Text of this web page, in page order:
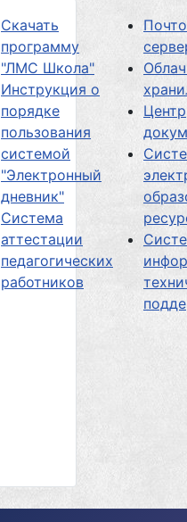
Скачать
программу
"ЛМС Школа"
Инструкция о
порядке
пользования
системой
"Электронный
дневник"
Система
аттестации
педагогических
работников
Центр